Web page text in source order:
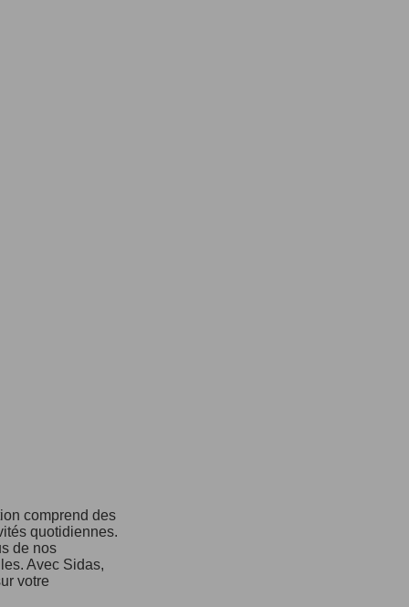
comprend des
quotidiennes.
de nos
Avec Sidas,
votre